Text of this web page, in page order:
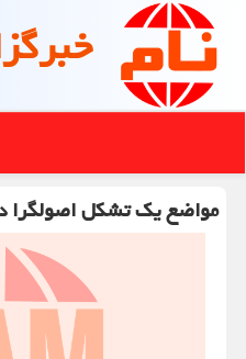
مواضع یك تشكل اصولگرا